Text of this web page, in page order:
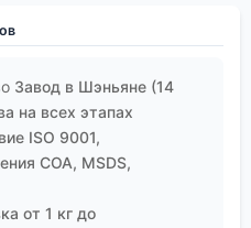
Завод в Шэньяне (14
на всех этапах
ISO 9001,
COA, MSDS,
от 1 кг до